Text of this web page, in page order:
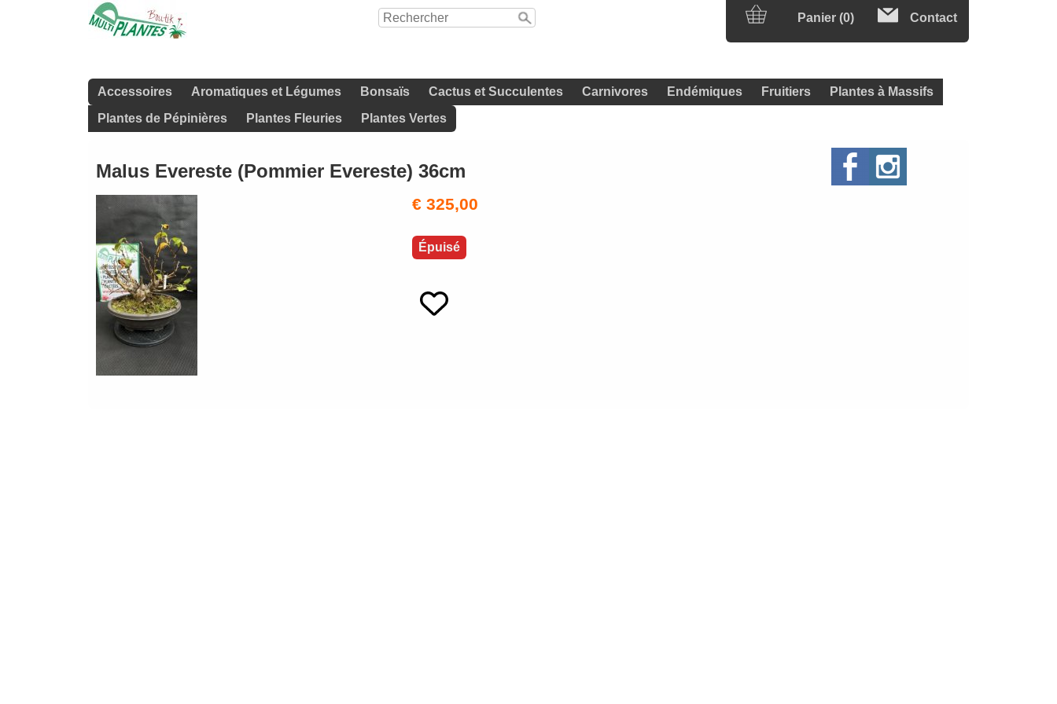
Panier (0) Contact
Accessoires Aromatiques et Légumes Bonsaïs Cactus et Succulentes Carnivores Endémiques Fruitiers
Plantes à Massifs
Plantes de Pépinières
Plantes Fleuries Plantes Vertes
Malus Evereste (Pommier Evereste) 36cm
€ 325,00
Épuisé